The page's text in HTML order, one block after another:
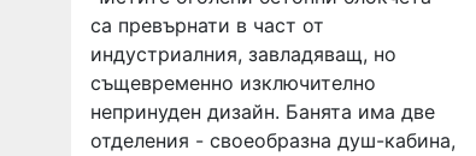
са превърнати в част от
индустриалния, завладяващ, но
същевременно изключително
непринуден дизайн. Банята има две
отделения - своеобразна душ-кабина,